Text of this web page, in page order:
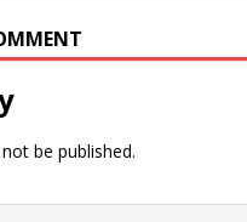
be published.